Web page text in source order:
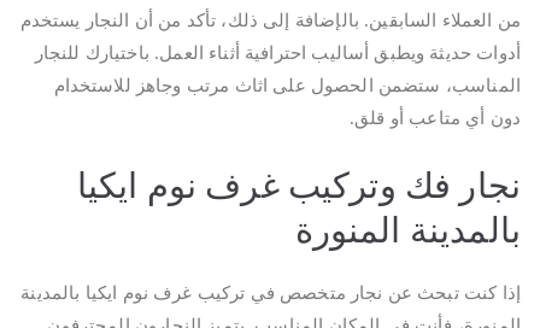
من العملاء السابقين. بالإضافة إلى ذلك، تأكد من أن النجار يستخدم
أدوات حديثة ويطبق أساليب احترافية أثناء العمل. باختيارك للنجار
المناسب، ستضمن الحصول على اثاث مرتب وجاهز للاستخدام
دون أي متاعب أو قلق.
نجار فك وتركيب غرف نوم ايكيا
بالمدينة المنورة
إذا كنت تبحث عن نجار متخصص في تركيب غرف نوم ايكيا بالمدينة